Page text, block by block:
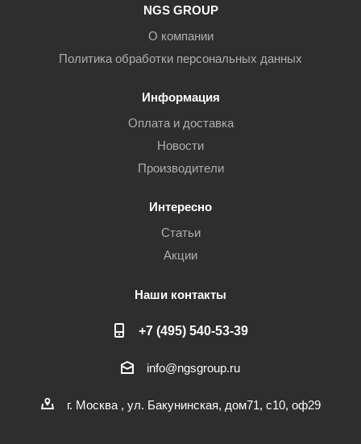
NGS GROUP
О компании
Политика обработки персональных данных
Информация
Оплата и доставка
Новости
Производители
Интересно
Статьи
Акции
Наши контакты
+7 (495) 540-53-39
info@ngsgroup.ru
г. Москва , ул. Бакунинская, дом71, с10, оф29